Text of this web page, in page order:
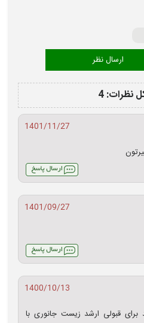
نظرات: 4
1401/11/27
1401/09/27
1400/10/13
قبولی ارشد زیست جانوری با